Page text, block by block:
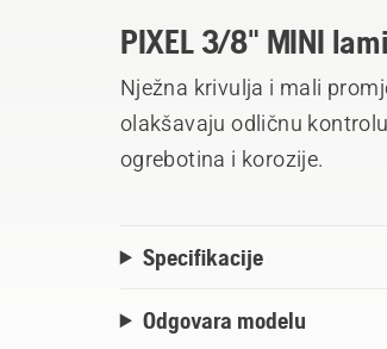
PIXEL 3/8" MINI
Nježna krivulja i mali
olakšavaju odličnu
ogrebotina i korozije.
Specifikacije
Odgovara modelu